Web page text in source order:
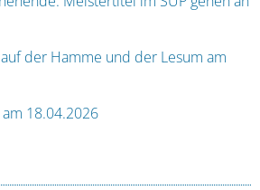
der Hamme und der Lesum am
18.04.2026